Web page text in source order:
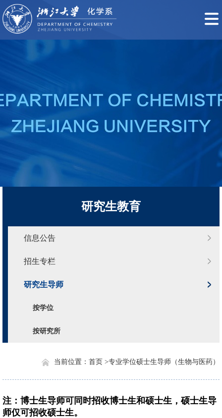
研究生教育
信息公告
招生专栏
研究生导师
按学位
按研究所
专业学位硕士生导师（生物与医药）
首页 >
当前位置：
注：博士生导师可同时招收博士生和硕士生，硕士生导
师仅可招收硕士生。